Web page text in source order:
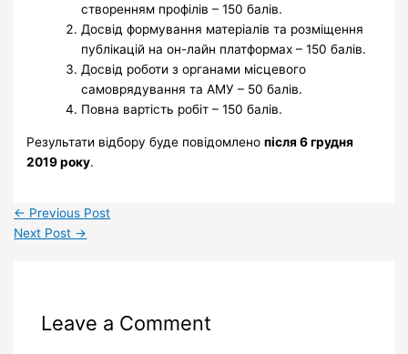
створенням профілів – 150 балів.
Досвід формування матеріалів та розміщення
публікацій на он-лайн платформах – 150 балів.
Досвід роботи з органами місцевого
самоврядування та АМУ – 50 балів.
Повна вартість робіт – 150 балів.
Результати відбору буде повідомленопісля 6 грудня
2019 року.
← Previous Post
Next Post →
Leave a Comment